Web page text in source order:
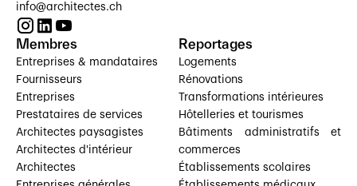
info@architectes.ch
Membres
Entreprises & mandataires
Fournisseurs
Entreprises
Prestataires de services
Architectes paysagistes
Architectes d'intérieur
Architectes
Reportages
Logements
Rénovations
Transformations intérieures
Hôtelleries et tourismes
Bâtiments administratifs et
commerces
Établissements scolaires